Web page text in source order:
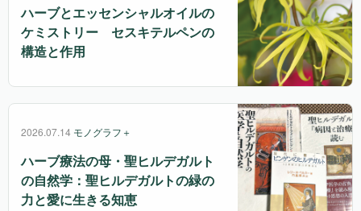
ハーブとエッセンシャルオイルの
ケミストリー セスキテルペンの
構造と作用
2026.07.14 モノグラフ＋
ハーブ療法の母・聖ヒルデガルト
の自然学：聖ヒルデガルトの緑の
力と愛に生きる知恵